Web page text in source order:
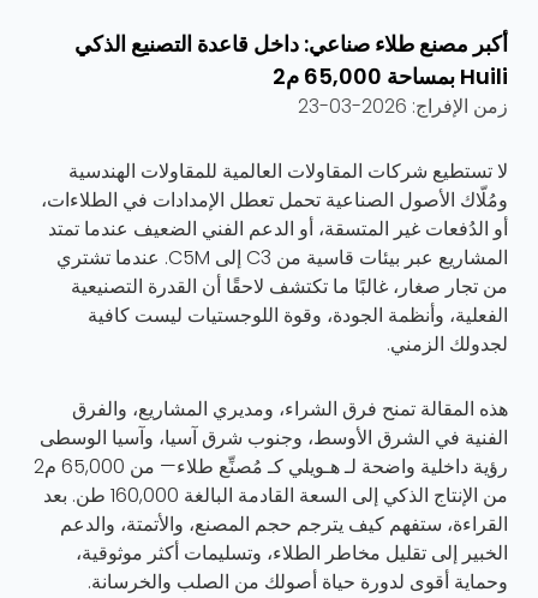
أكبر مصنع طلاء صناعي: داخل قاعدة التصنيع الذكي
Huili بمساحة 65,000 م2
زمن الإفراج: 2026-03-23
لا تستطيع شركات المقاولات العالمية للمقاولات الهندسية
ومُلّاك الأصول الصناعية تحمل تعطل الإمدادات في الطلاءات،
أو الدُفعات غير المتسقة، أو الدعم الفني الضعيف عندما تمتد
المشاريع عبر بيئات قاسية من C3 إلى C5M. عندما تشتري
من تجار صغار، غالبًا ما تكتشف لاحقًا أن القدرة التصنيعية
الفعلية، وأنظمة الجودة، وقوة اللوجستيات ليست كافية
لجدولك الزمني.
هذه المقالة تمنح فرق الشراء، ومديري المشاريع، والفرق
الفنية في الشرق الأوسط، وجنوب شرق آسيا، وآسيا الوسطى
رؤية داخلية واضحة لـ هـويلي كـمُصنِّع طلاء
— من 65,000 م2
من الإنتاج الذكي إلى السعة القادمة البالغة 160,000 طن. بعد
القراءة، ستفهم كيف يترجم حجم المصنع، والأتمتة، والدعم
الخبير إلى تقليل مخاطر الطلاء، وتسليمات أكثر موثوقية،
وحماية أقوى لدورة حياة أصولك من الصلب والخرسانة.